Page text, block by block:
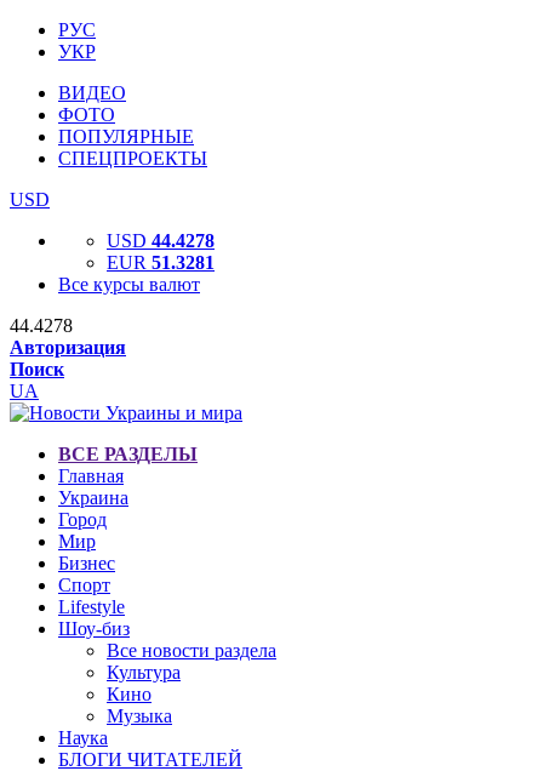
РУС
УКР
ВИДЕО
ФОТО
ПОПУЛЯРНЫЕ
СПЕЦПРОЕКТЫ
USD
USD 44.4278
EUR 51.3281
Все курсы валют
44.4278
Авторизация
Поиск
UA
ВСЕ РАЗДЕЛЫ
Главная
Украина
Город
Мир
Бизнес
Спорт
Lifestyle
Шоу-биз
Все новости раздела
Культура
Кино
Музыка
Наука
БЛОГИ ЧИТАТЕЛЕЙ